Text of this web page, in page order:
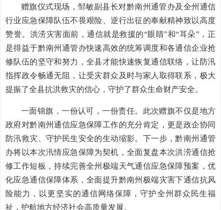
赠旗仪式现场，邹敏副县长对黔南州通管办及全州通信
行业应急保障队伍不畏艰险、逆行出征的奉献精神致以高度
赞誉。洪涝灾害面前，通信就是救援的“眼睛”和“耳朵”，正
是得益于黔南州通管办快速高效的统筹调度和各通信企业抢
修队伍的坚守和努力，全县才能快速恢复通信联络，让防汛
指挥政令畅通无阻，让受灾群众及时与家人取得联系，极大
提振了全县抗洪救灾的信心，守护了群众生命财产安全。
一面锦旗，一份认可，一份责任。此次赠旗不仅是地方
政府对黔南州通信应急保障工作的充分肯定，更是政企协同
防汛救灾、守护民生安全的生动缩影。下一步，黔南州通管
办将以本次汛情应急保障为契机，全面复盘本次洪涝通信抢
修工作短板，持续完善全州极端天气通信应急保障预案，优
化应急通信保障体系，全面提升黔南州极端灾害下通信抗风
险能力，以更坚实的通信网络保障，守护全州群众民生福
祉，护航地方经济社会高质量发展。